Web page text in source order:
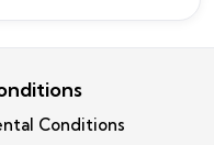
Conditions